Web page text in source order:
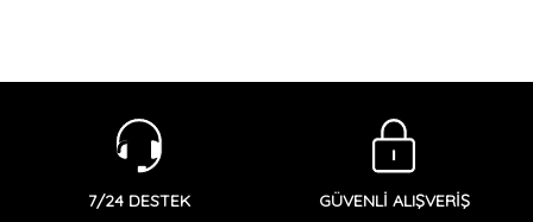
7/24 DESTEK GÜVENLİ ALIŞVERİŞ